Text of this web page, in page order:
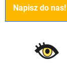
Napisz do nas!